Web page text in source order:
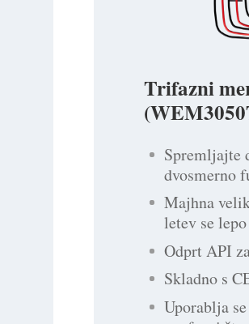
Trifazni
Spremljajte
dvosmerno
Majhna
letev se
Odprt API
Skladno s
Uporablja